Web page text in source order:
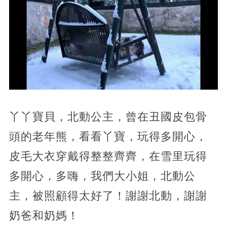
丫丫寶貝，北動公主，曾在丑國皮包骨
頭的老年熊，看看丫寶，玩得多開心，
皮毛大衣穿戴得整整齊齊，在雪里玩得
多開心，多嗨，我們大小姐，北動公
主，被照顧得太好了！謝謝北動，謝謝
奶爸和奶媽！